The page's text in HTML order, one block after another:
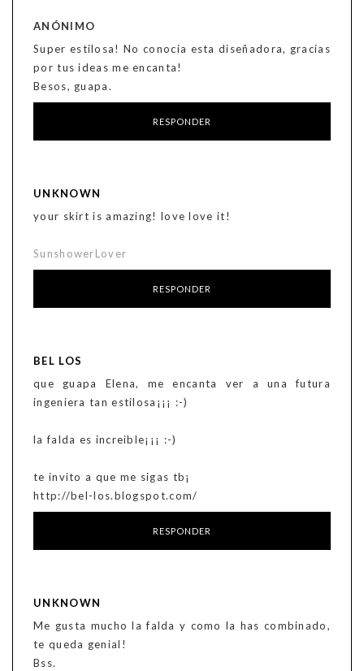
ANÓNIMO
Super estilosa! No conocia esta diseñadora, gracias
por tus ideas me encanta!
Besos, guapa.
RESPONDER
UNKNOWN
your skirt is amazing! love love it!
SunshowerLover
RESPONDER
BEL LOS
que guapa Elena, me encanta ver a una futura
ingeniera tan estilosa¡¡¡ :-)
la falda es increible¡¡¡ :-)
te invito a que me sigas tb¡
http://bel-los.blogspot.com/
RESPONDER
UNKNOWN
Me gusta mucho la falda y como la has combinado,
te queda genial!
Bss.